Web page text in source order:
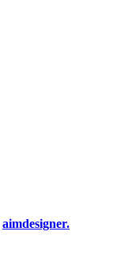
aimdesigner.